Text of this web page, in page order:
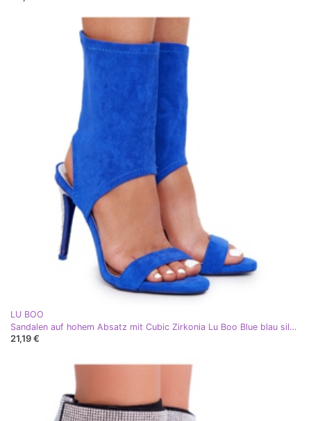
LU BOO
Sandalen auf hohem Absatz mit Cubic Zirkonia Lu Boo Blue blau silber
21,19 €